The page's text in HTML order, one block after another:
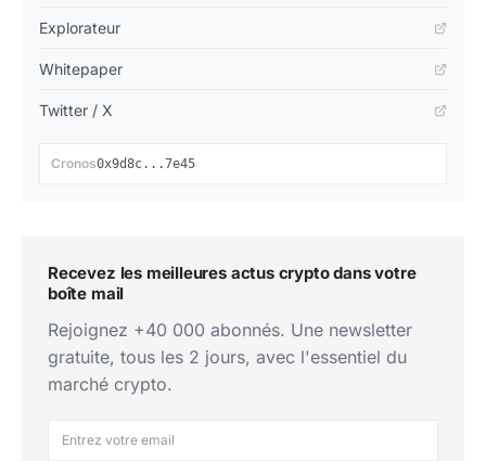
Explorateur
Whitepaper
Twitter / X
Cronos0x9d8c...7e45
Recevez les meilleures actus crypto dans votre
boîte mail
Rejoignez +40 000 abonnés. Une newsletter
gratuite, tous les 2 jours, avec l'essentiel du
marché crypto.